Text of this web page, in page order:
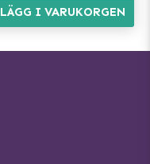
LÄGG I VARUKORGEN